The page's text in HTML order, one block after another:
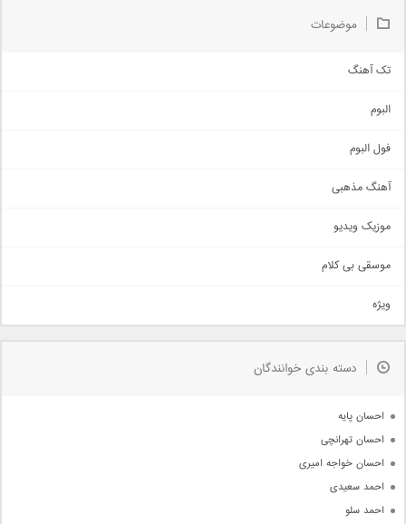
موضوعات
تک آهنگ
اجتماعی
حماسی
سنتی
اهنگ بندرعباسی
دمو
مذهبی
جدیدترین ها
البوم
فول البوم
آهنگ مذهبی
موزیک ویدیو
موسقی بی کلام
ویژه
دسته بندی خوانندگان
احسان پایه
احسان تهرانچی
احسان خواجه امیری
احمد سعیدی
احمد سلو